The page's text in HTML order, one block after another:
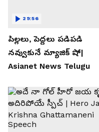
పిల్లలు, పెద్దలు పడిపడి
నవ్వుకునే మ్యాజిక్ షో|
Asianet News Telugu
29:56